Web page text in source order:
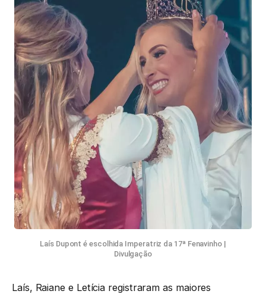
Laís Dupont é escolhida Imperatriz da 17ª Fenavinho |
Divulgação
Laís, Raiane e Letícia registraram as maiores